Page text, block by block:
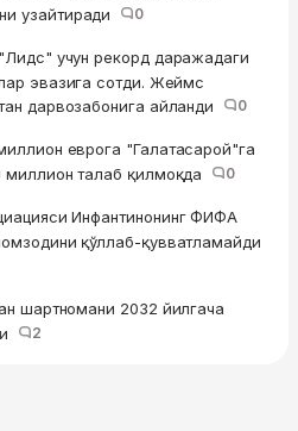
узайтиради
0
учун рекорд даражадаги
эвазига сотди. Жеймс
дарвозабонига айланди
0
еврога "Галатасарой"га
миллион талаб қилмоқда
0
Инфантинонинг ФИФА
қўллаб-қувватламайди
шартномани 2032 йилгача
2